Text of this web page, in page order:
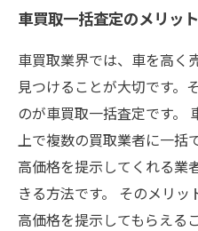
車買取一括査定のメリッ
車買取業界では、車を高く
見つけることが大切です。
のが車買取一括査定です。
上で複数の買取業者に一括
高価格を提示してくれる業
きる方法です。 そのメリ
高価格を提示してもらえる